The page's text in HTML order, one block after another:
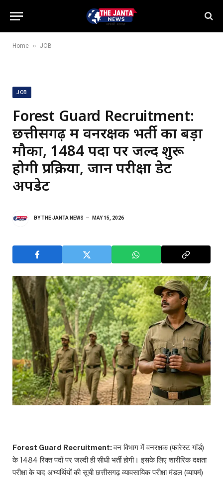
Home » JOB
JOB
Forest Guard Recruitment:
छत्तीसगढ़ में वनरक्षक भर्ती का बड़ा
मौका, 1484 पदों पर जल्द शुरू
होगी प्रक्रिया, जानें परीक्षा डेट
अपडेट
BYTHE JANTA NEWS MAY 15, 2026
Forest Guard Recruitment:वन विभाग में वनरक्षक (फारेस्ट गॉर्ड)
के 1484 रिक्त पदों पर जल्दी ही सीधी भर्ती होगी। इसके लिए शारीरिक दक्षता
परीक्षा के बाद अभ्यर्थियों की सूची छत्तीसगढ़ व्यावसायिक परीक्षा मंडल (व्यापमं)